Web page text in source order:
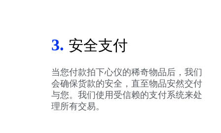
3. 安全支付
当您付款拍下心仪的稀奇物品后，我们
会确保货款的安全，直至物品安然交付
与您。我们使用受信赖的支付系统来处
理所有交易。